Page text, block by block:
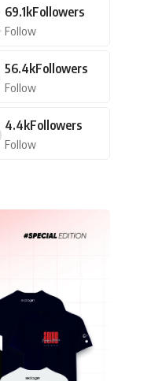
69.1kFollowers
Follow
56.4kFollowers
Follow
4.4kFollowers
Follow